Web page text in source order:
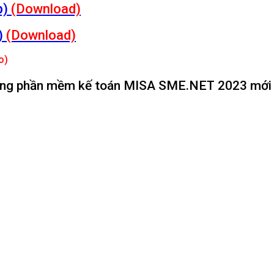
(Download)
(Download)
phần mềm kế toán MISA SME.NET 2023